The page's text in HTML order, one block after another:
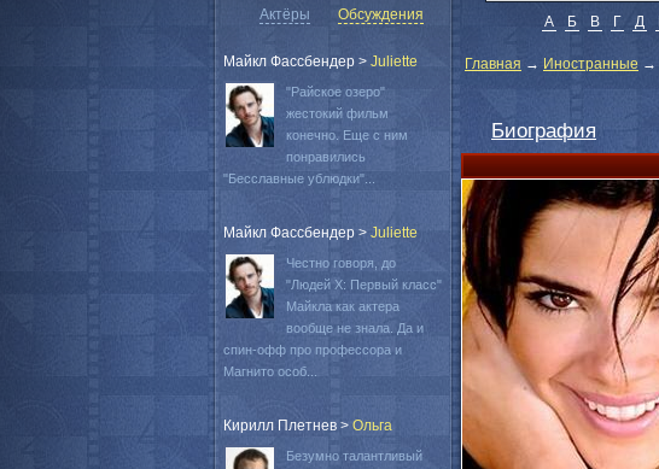
А Б В Г Д
Главная → Иностранные →
Биография
Актёры Обсуждения
Майкл Фассбендер > Juliette
"Райское озеро"
жестокий фильм
конечно. Еще с ним
понравились
"Бесславные ублюдки"...
Майкл Фассбендер > Juliette
Честно говоря, до
"Людей Х: Первый класс"
Майкла как актера
вообще не знала. Да и
спин-офф про профессора и
Магнито особ...
Кирилл Плетнев > Oльга
Безумно талантливый